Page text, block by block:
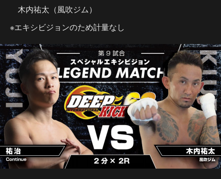
木内祐太（風吹ジム）
※エキシビジョンのため計量なし